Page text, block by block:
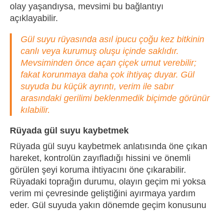
olay yaşandıysa, mevsimi bu bağlantıyı
açıklayabilir.
Gül suyu rüyasında asıl ipucu çoğu kez bitkinin
canlı veya kurumuş oluşu içinde saklıdır.
Mevsiminden önce açan çiçek umut verebilir;
fakat korunmaya daha çok ihtiyaç duyar. Gül
suyuda bu küçük ayrıntı, verim ile sabır
arasındaki gerilimi beklenmedik biçimde görünür
kılabilir.
Rüyada gül suyu kaybetmek
Rüyada gül suyu kaybetmek anlatısında öne çıkan
hareket, kontrolün zayıfladığı hissini ve önemli
görülen şeyi koruma ihtiyacını öne çıkarabilir.
Rüyadaki toprağın durumu, olayın geçim mi yoksa
verim mi çevresinde geliştiğini ayırmaya yardım
eder. Gül suyuda yakın dönemde geçim konusunu